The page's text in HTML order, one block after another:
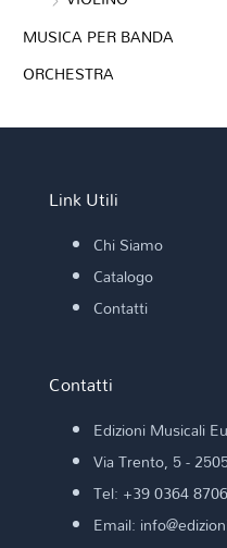
MUSICA PER BANDA
ORCHESTRA
Link Utili
Chi Siamo
Catalogo
Contatti
Contatti
Edizioni Musicali
Via Trento, 5 -
Tel: +39 0364
Email: